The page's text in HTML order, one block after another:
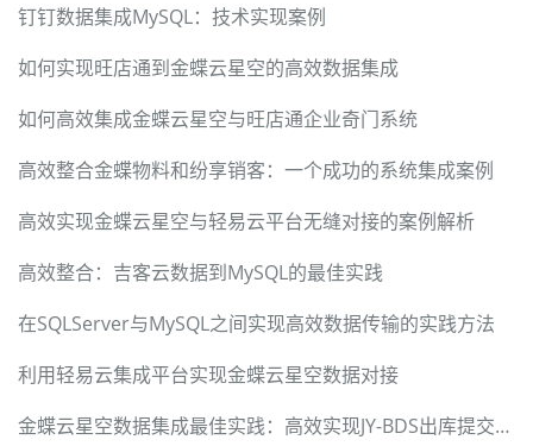
钉钉数据集成MySQL：技术实现案例
如何实现旺店通到金蝶云星空的高效数据集成
如何高效集成金蝶云星空与旺店通企业奇门系统
高效整合金蝶物料和纷享销客：一个成功的系统集成案例
高效实现金蝶云星空与轻易云平台无缝对接的案例解析
高效整合：吉客云数据到MySQL的最佳实践
在SQLServer与MySQL之间实现高效数据传输的实践方法
利用轻易云集成平台实现金蝶云星空数据对接
金蝶云星空数据集成最佳实践：高效实现JY-BDS出库提交与审核